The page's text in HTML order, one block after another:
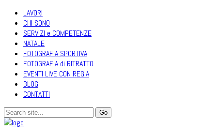
LAVORI
CHI SONO
SERVIZI e COMPETENZE
NATALE
FOTOGRAFIA SPORTIVA
FOTOGRAFIA di RITRATTO
EVENTI LIVE CON REGIA
BLOG
CONTATTI